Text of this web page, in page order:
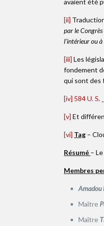
avaient été
[ii]
par le
l’intérieur ou
[iii] Les
fondement
qui sont
[iv] 584 U. S.
[v] Et
[vi] Tag –
Résumé –
Membres
Amadou
Maître
Maître